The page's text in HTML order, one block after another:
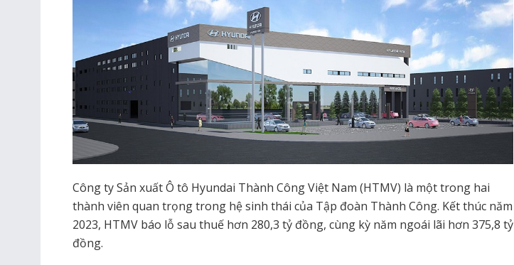
Công ty Sản xuất Ô tô Hyundai Thành Công Việt Nam (HTMV) là một trong hai
thành viên quan trọng trong hệ sinh thái của Tập đoàn Thành Công. Kết thúc năm
2023, HTMV báo lỗ sau thuế hơn 280,3 tỷ đồng, cùng kỳ năm ngoái lãi hơn 375,8 tỷ
đồng.